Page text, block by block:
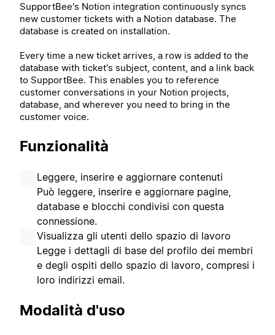
SupportBee's Notion integration continuously syncs
new customer tickets with a Notion database. The
database is created on installation.
Every time a new ticket arrives, a row is added to the
database with ticket's subject, content, and a link back
to SupportBee. This enables you to reference
customer conversations in your Notion projects,
database, and wherever you need to bring in the
customer voice.
Funzionalità
Leggere, inserire e aggiornare contenuti
Può leggere, inserire e aggiornare pagine,
database e blocchi condivisi con questa
connessione.
Visualizza gli utenti dello spazio di lavoro
Legge i dettagli di base del profilo dei membri
e degli ospiti dello spazio di lavoro, compresi i
loro indirizzi email.
Modalità d'uso